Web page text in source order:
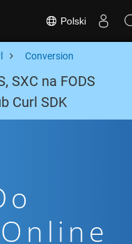
Polski
Conversion
SXC na FODS
Curl SDK